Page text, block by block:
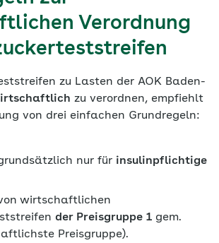
Verordnung
zu Lasten der AOK Baden-
zu verordnen, empfiehlt
von drei einfachen Grundregeln:
nur für insulinpflichtige
wirtschaftlichen
der Preisgruppe 1 gem.
Preisgruppe).